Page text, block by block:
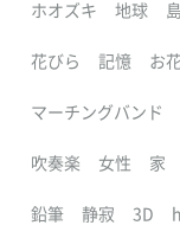
ホオズキ 地球 島
花びら 記憶 お
マーチングバンド
吹奏楽 女性 家
鉛筆 静寂 3D